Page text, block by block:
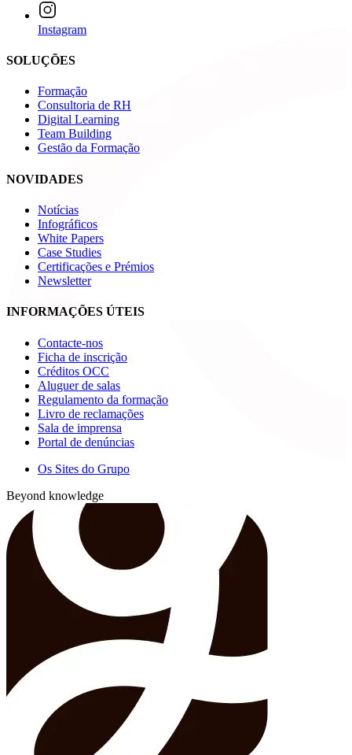
Instagram
SOLUÇÕES
Formação
Consultoria de RH
Digital Learning
Team Building
Gestão da Formação
NOVIDADES
Notícias
Infográficos
White Papers
Case Studies
Certificações e Prémios
Newsletter
INFORMAÇÕES ÚTEIS
Contacte-nos
Ficha de inscrição
Créditos OCC
Aluguer de salas
Regulamento da formação
Livro de reclamações
Sala de imprensa
Portal de denúncias
Os Sites do Grupo
Beyond knowledge